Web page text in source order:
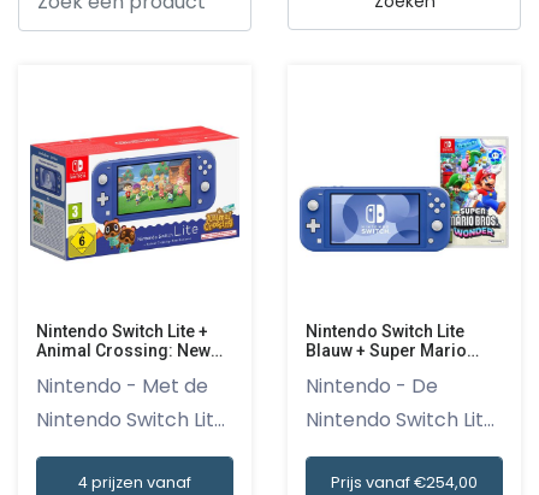
Nintendo Switch Lite +
Animal Crossing: New
Nintendo - Met de
Nintendo Switch Lite
in d...
4 prijzen vanaf
Nintendo Switch Lite
Blauw + Super Mario
Nintendo - De
Nintendo Switch Lite
Blauw +...
Prijs vanaf €254,00